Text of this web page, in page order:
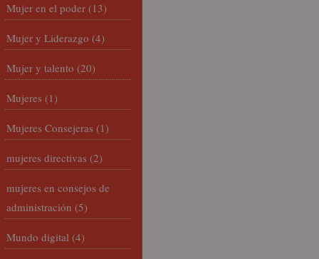
Mujer en el poder (13)
Mujer y Liderazgo (4)
Mujer y talento (20)
Mujeres (1)
Mujeres Consejeras (1)
mujeres directivas (2)
mujeres en consejos de
administración (5)
Mundo digital (4)